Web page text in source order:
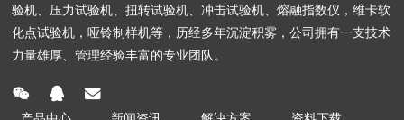
验机、压力试验机、扭转试验机、冲击试验机、熔融指数仪，维卡软
化点试验机，哑铃制样机等，历经多年沉淀积雾，公司拥有一支技术
力量雄厚、管理经验丰富的专业团队。